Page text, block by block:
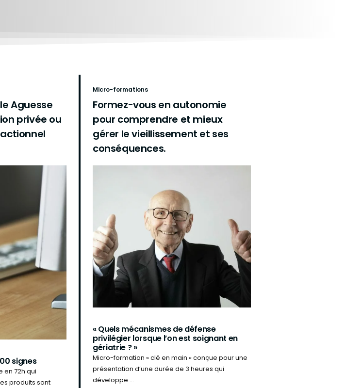
Aguesse
privée ou
signes
en 72h qui
produits sont
Micro-formations
Formez-vous en autonomie
pour comprendre et mieux
gérer le vieillissement et ses
conséquences.
« Quels mécanismes de défense
privilégier lorsque l’on est soignant en
gériatrie ? »
Micro-formation « clé en main » conçue pour une
présentation d’une durée de 3 heures qui
développe ...